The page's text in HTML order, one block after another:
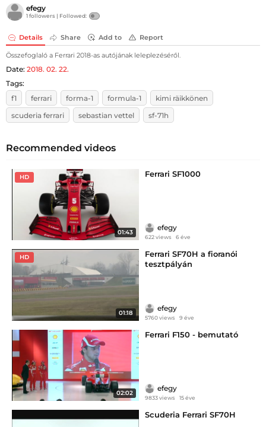
efegy
1 followers | Followed:
Details Share Add to Report
Összefoglaló a Ferrari 2018-as autójának leleplezéséről.
Date: 2018. 02. 22.
Tags:
f1
ferrari forma-1 formula-1
kimi räikkönen
scuderia ferrari
sebastian vettel sf-71h
Recommended videos
HD
01:43
Ferrari SF1000
efegy
622 views 6 éve
HD
01:18
Ferrari SF70H a fioranói
tesztpályán
efegy
5760 views 9 éve
02:02
Ferrari F150 - bemutató
efegy
9833 views 15 éve
Scuderia Ferrari SF70H